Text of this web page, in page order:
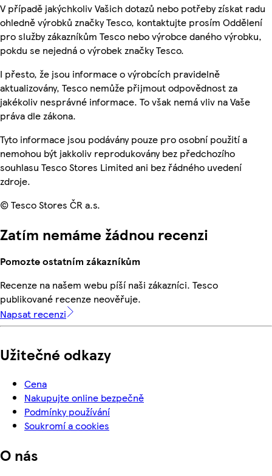
V případě jakýchkoliv Vašich dotazů nebo potřeby získat radu
ohledně výrobků značky Tesco, kontaktujte prosím Oddělení
pro služby zákazníkům Tesco nebo výrobce daného výrobku,
pokdu se nejedná o výrobek značky Tesco.
I přesto, že jsou informace o výrobcích pravidelně
aktualizovány, Tesco nemůže přijmout odpovědnost za
jakékoliv nesprávné informace. To však nemá vliv na Vaše
práva dle zákona.
Tyto informace jsou podávány pouze pro osobní použití a
nemohou být jakkoliv reprodukovány bez předchozího
souhlasu Tesco Stores Limited ani bez řádného uvedení
zdroje.
© Tesco Stores ČR a.s.
Zatím nemáme žádnou recenzi
Pomozte ostatním zákazníkům
Recenze na našem webu píší naši zákazníci. Tesco
publikované recenze neověřuje.
Napsat recenzi
Užitečné odkazy
Cena
Nakupujte online bezpečně
Podmínky používání
Soukromí a cookies
O nás